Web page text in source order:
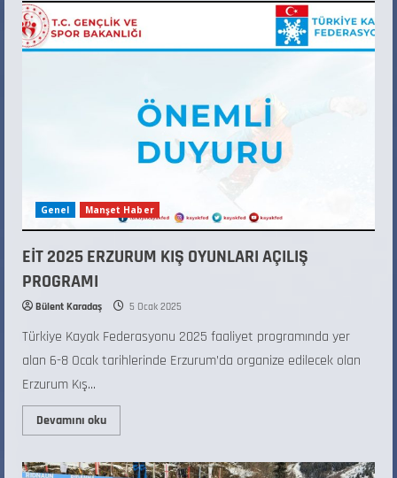
Genel Manşet Haber
EİT 2025 ERZURUM KIŞ OYUNLARI AÇILIŞ
PROGRAMI
Bülent Karadaş 5 Ocak 2025
Türkiye Kayak Federasyonu 2025 faaliyet programında yer
alan 6-8 Ocak tarihlerinde Erzurum’da organize edilecek olan
Erzurum Kış...
Devamını oku